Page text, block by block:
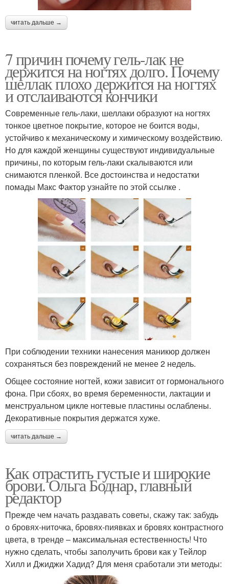
читать дальше →
7 причин почему гель-лак не
держится на ногтях долго. Почему
шеллак плохо держится на ногтях
и отслаиваются кончики
Современные гель-лаки, шеллаки образуют на ногтях
тонкое цветное покрытие, которое не боится воды,
устойчиво к механическому и химическому воздействию.
Но для каждой женщины существуют индивидуальные
причины, по которым гель-лаки скалываются или
снимаются пленкой. Все достоинства и недостатки
помады Макс Фактор узнайте по этой ссылке .
При соблюдении техники нанесения маникюр должен
сохраняться без повреждений не менее 2 недель.
Общее состояние ногтей, кожи зависит от гормонального
фона. При сбоях, во время беременности, лактации и
менструальном цикле ногтевые пластины ослаблены.
Декоративные покрытия держатся хуже.
читать дальше →
Как отрастить густые и широкие
брови. Ольга Боднар, главный
редактор
Прежде чем начать раздавать советы, скажу так: забудь
о бровях-ниточка, бровях-пиявках и бровях контрастного
цвета, в тренде – максимальная естественность! Что
нужно сделать, чтобы заполучить брови как у Тейлор
Хилл и Джиджи Хадид? Для меня сработали эти методы: